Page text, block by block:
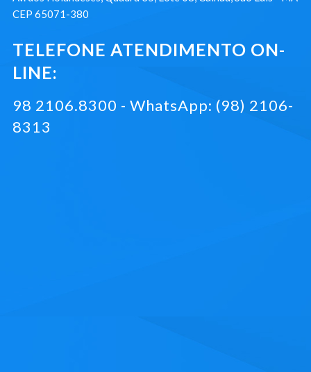
CEP 65071-380
TELEFONE ATENDIMENTO ON-
LINE:
98 2106.8300 - WhatsApp: (98) 2106-
8313